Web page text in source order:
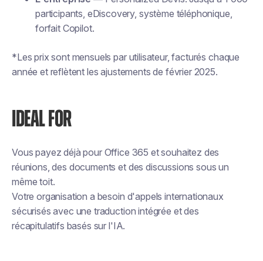
participants, eDiscovery, système téléphonique,
forfait Copilot.
*Les prix sont mensuels par utilisateur, facturés chaque
année et reflètent les ajustements de février 2025.
IDEAL FOR
Vous payez déjà pour Office 365 et souhaitez des
réunions, des documents et des discussions sous un
même toit.
Votre organisation a besoin d'appels internationaux
sécurisés avec une traduction intégrée et des
récapitulatifs basés sur l'IA.